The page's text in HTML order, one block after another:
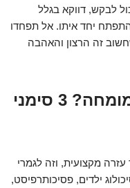
לבקש, דווקא בגלל
יחד איתו. אל תפחדו
זה הרצון והאהבה
מתי כדאי להתייעץ עם מומחה? 3 סימני
מקצועית, וזה לגמרי
ילדים, פסיכותרפיסט,